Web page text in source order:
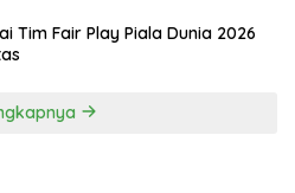
Tim Fair Play Piala Dunia 2026